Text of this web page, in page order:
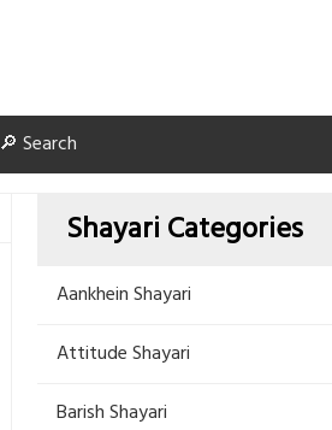
🔎 Search
Shayari Categories
Aankhein Shayari
Attitude Shayari
Barish Shayari